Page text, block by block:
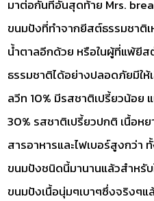
มาต่อกันที่อันสุดท้าย Mrs.
ขนมปังที่ทำจากยีสต์ธรรมชาติ
น้ำตาลอีกด้วย หรือในผู้ที่แพ้ยี
ธรรมชาติได้อย่างปลอดภัยมีใ
ลวีท 10% มีรสชาติเปรี้ยวน้อย
30% รสชาติเปรี้ยวปกติ เนื้อห
สารอาหารและไฟเบอร์สูงกว่า
ขนมปังชนิดนี้มานานแล้วสำหรับ
ขนมปังเนื้อนุ่มๆเบาๆซึ่งจริงๆแ